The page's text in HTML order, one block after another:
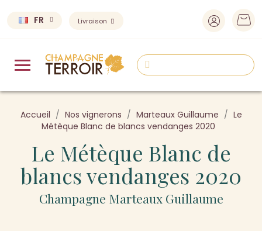
FR Livraison
Accueil Nos vignerons Marteaux Guillaume
Le
Métèque Blanc de blancs vendanges 2020
Le Métèque Blanc de
blancs vendanges 2020
Champagne Marteaux Guillaume